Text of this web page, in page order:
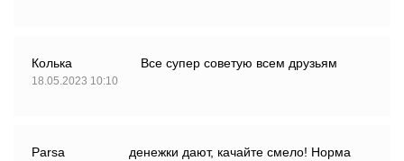
Колька
18.05.2023 10:10
Все супер советую всем друзьям
Parsa
денежки дают, качайте смело! Норма